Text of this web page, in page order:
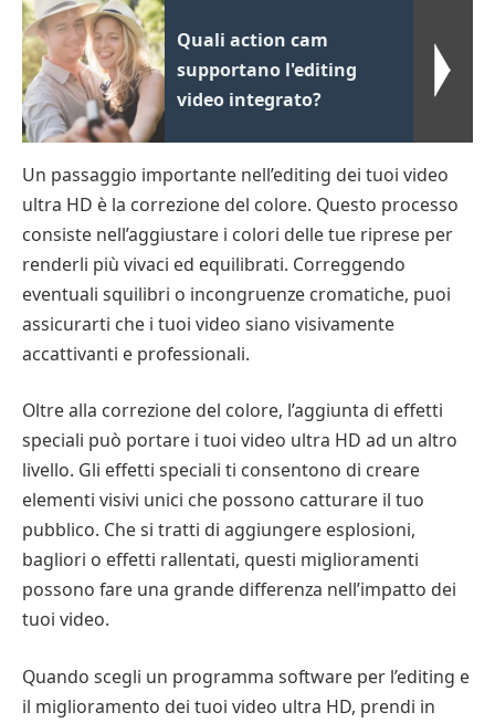
Quali action cam
supportano l'editing
video integrato?
Un passaggio importante nell’editing dei tuoi video
ultra HD è la correzione del colore. Questo processo
consiste nell’aggiustare i colori delle tue riprese per
renderli più vivaci ed equilibrati. Correggendo
eventuali squilibri o incongruenze cromatiche, puoi
assicurarti che i tuoi video siano visivamente
accattivanti e professionali.
Oltre alla correzione del colore, l’aggiunta di effetti
speciali può portare i tuoi video ultra HD ad un altro
livello. Gli effetti speciali ti consentono di creare
elementi visivi unici che possono catturare il tuo
pubblico. Che si tratti di aggiungere esplosioni,
bagliori o effetti rallentati, questi miglioramenti
possono fare una grande differenza nell’impatto dei
tuoi video.
Quando scegli un programma software per l’editing e
il miglioramento dei tuoi video ultra HD, prendi in